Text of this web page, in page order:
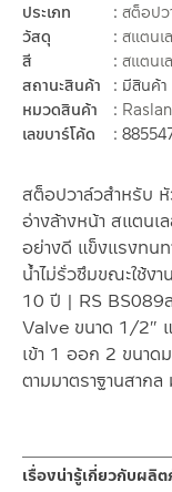
สต็อปวาล์วสำหรับ
อ่างล้างหน้า สแตนเ
อย่างดี แข็งแรงทน
น้ำไม่รั่วซึมขณะใช้ง
10 ปี | RS BS089
Valve ขนาด 1/2″
เข้า 1 ออก 2 ขนาด
ตามมาตราฐานสาก
ประเภท
สต็อปว
วัสดุ
สแตนเ
สี
สแตนเ
สถานะสินค้า
มีสินค้า
หมวดสินค้า
เลขบาร์โค้ด
เรื่องน่ารู้เกี่ยวกับผลิ